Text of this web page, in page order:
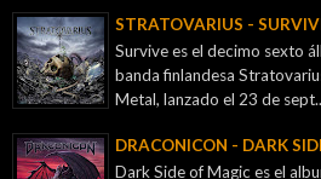
STRATOVARIUS -
Survive es el decimo sexto
banda finlandesa
Metal, lanzado el 23 de
DRACONICON - DARK
Dark Side of Magic es el